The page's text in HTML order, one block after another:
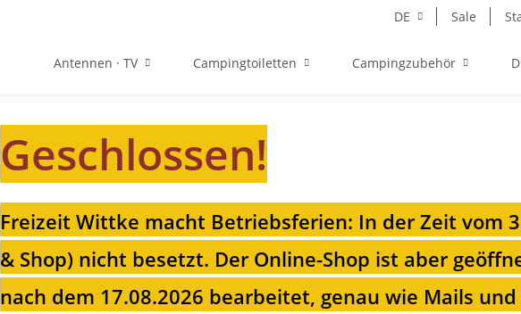
DE Sale
Antennen · TV Campingtoiletten Campingzubehör
Geschlossen!
Freizeit Wittke macht Betriebsferien: In der Zeit vom
& Shop) nicht besetzt. Der Online-Shop ist aber
nach dem 17.08.2026 bearbeitet, genau wie Mails